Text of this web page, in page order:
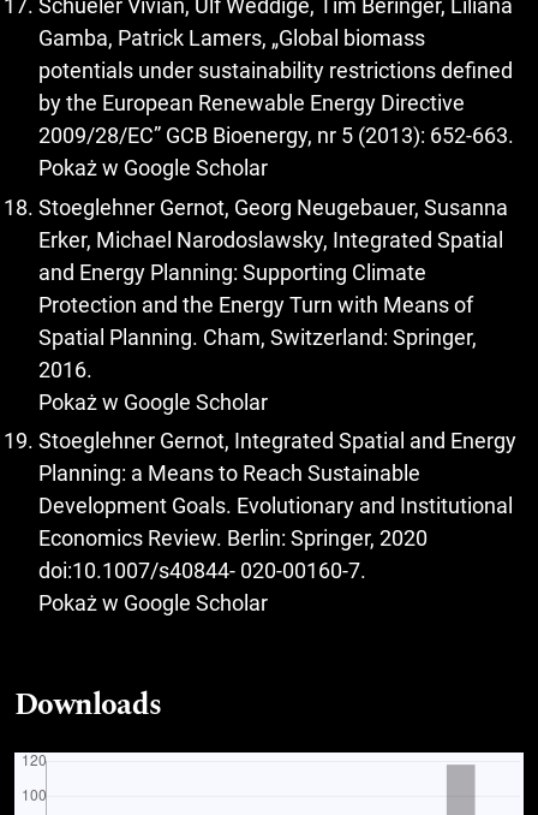
Schueler Vivian, Ulf Weddige, Tim Beringer, Liliana
Gamba, Patrick Lamers, „Global biomass
potentials under sustainability restrictions defined
by the European Renewable Energy Directive
2009/28/EC” GCB Bioenergy, nr 5 (2013): 652-663.
Pokaż w Google Scholar
Stoeglehner Gernot, Georg Neugebauer, Susanna
Erker, Michael Narodoslawsky, Integrated Spatial
and Energy Planning: Supporting Climate
Protection and the Energy Turn with Means of
Spatial Planning. Cham, Switzerland: Springer,
2016.
Pokaż w Google Scholar
Stoeglehner Gernot, Integrated Spatial and Energy
Planning: a Means to Reach Sustainable
Development Goals. Evolutionary and Institutional
Economics Review. Berlin: Springer, 2020
doi:10.1007/s40844- 020-00160-7.
Pokaż w Google Scholar
Downloads